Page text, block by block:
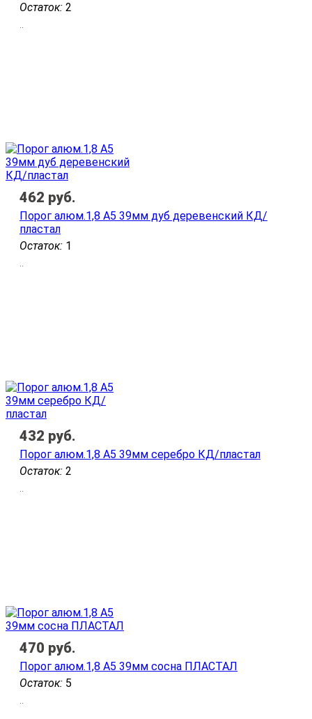
Остаток: 2
..
Остаток: 1
Порог алюм.1,8 А5 39мм дуб деревенский КД/
пластал
..
462 руб.
Остаток: 2
Порог алюм.1,8 А5 39мм серебро КД/пластал
..
432 руб.
Остаток: 5
Порог алюм.1,8 А5 39мм сосна ПЛАСТАЛ
..
470 руб.